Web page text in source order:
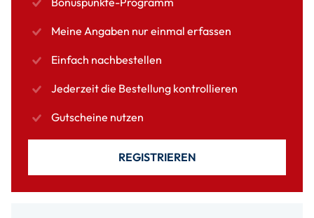
Meine Angaben nur einmal erfassen
Einfach nachbestellen
Jederzeit die Bestellung kontrollieren
Gutscheine nutzen
REGISTRIEREN